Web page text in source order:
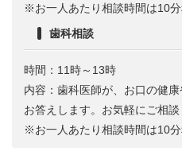
※お一人あたり相談時間は10分
歯科相談
時間：11時～13時
内容：歯科医師が、お口の健
お答えします。お気軽にご相談
※お一人あたり相談時間は10分